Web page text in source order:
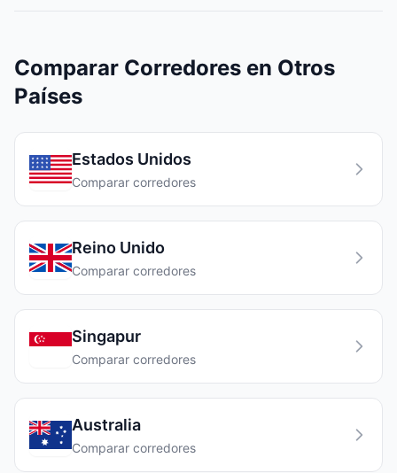
Comparar Corredores en Otros
Países
Estados Unidos
Comparar corredores
Reino Unido
Comparar corredores
Singapur
Comparar corredores
Australia
Comparar corredores